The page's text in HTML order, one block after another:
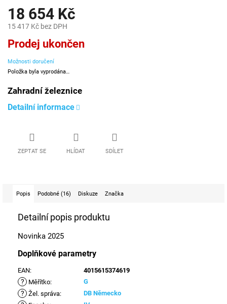
18 654 Kč
15 417 Kč bez DPH
Měrná
cena:
Prodej ukončen
Možnosti doručení
Položka byla vyprodána…
Zahradní železnice
Detailní informace
ZEPTAT SE HLÍDAT SDÍLET
Popis Podobné (16) Diskuze Značka
Detailní popis produktu
Novinka 2025
Doplňkové parametry
EAN: 4015615374619
? Měřítko: G
? Žel. správa: DB Německo